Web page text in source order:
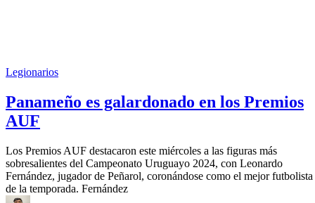
Legionarios
Panameño es galardonado en los Premios
AUF
Los Premios AUF destacaron este miércoles a las figuras más
sobresalientes del Campeonato Uruguayo 2024, con Leonardo
Fernández, jugador de Peñarol, coronándose como el mejor futbolista
de la temporada. Fernández